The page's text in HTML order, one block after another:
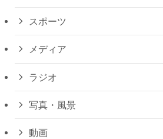
スポーツ
メディア
ラジオ
写真・風景
動画